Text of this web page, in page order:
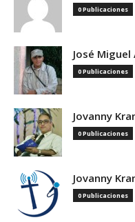
0 Publicaciones
José
0 Publicaciones
Jovanny
0 Publicaciones
Jovanny
0 Publicaciones